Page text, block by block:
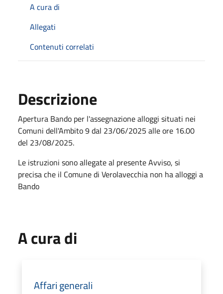
A cura di
Allegati
Contenuti correlati
Descrizione
Apertura Bando per l'assegnazione alloggi situati nei
Comuni dell'Ambito 9 dal 23/06/2025 alle ore 16.00
del 23/08/2025.
Le istruzioni sono allegate al presente Avviso, si
precisa che il Comune di Verolavecchia non ha alloggi a
Bando
A cura di
Affari generali